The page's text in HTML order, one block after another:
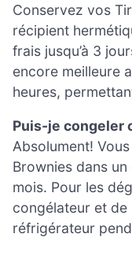
Conservez vos
récipient
frais jusqu’à 3
encore meilleure
heures,
Puis-je congeler
Absolument!
Brownies dans un
mois. Pour les
congélateur et de
réfrigérateur